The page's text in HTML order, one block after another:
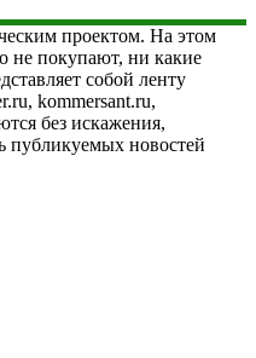
проектом. На этом
не покупают, ни какие
собой ленту
kommersant.ru,
без искажения,
публикуемых новостей